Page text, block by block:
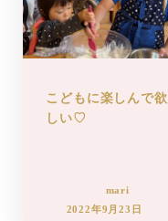
こどもに楽しんで欲
しい♡
mari
2022年9月23日